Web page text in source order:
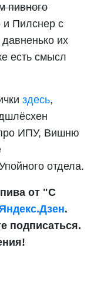
пивного
и Пилснер с
их
есть смысл
здесь,
ИПУ, Вишню
отдела.
от "С
.
подписаться.